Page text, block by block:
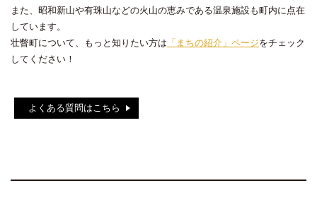
また、昭和新山や有珠山などの火山の恵みである温泉施設も町内に点在
しています。
壮瞥町について、もっと知りたい方は 「まちの紹介」ページをチェック
してください！
よくある質問はこちら